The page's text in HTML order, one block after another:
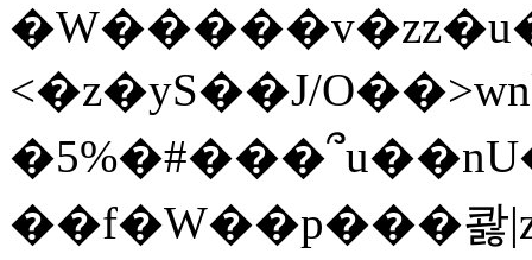
<�z�yS��J/
��f�W��p���콿